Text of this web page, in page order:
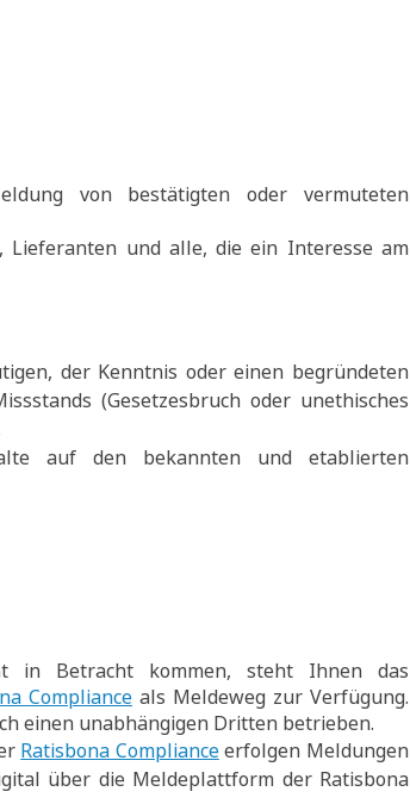
von bestätigten oder vermuteten
und alle, die ein Interesse am
der Kenntnis oder einen begründeten
(Gesetzesbruch oder unethisches
auf den bekannten und etablierten
in Betracht kommen, steht Ihnen das
Compliance als Meldeweg zur Verfügung.
einen unabhängigen Dritten betrieben.
Ratisbona Complianceerfolgen Meldungen
über die Meldeplattform der Ratisbona